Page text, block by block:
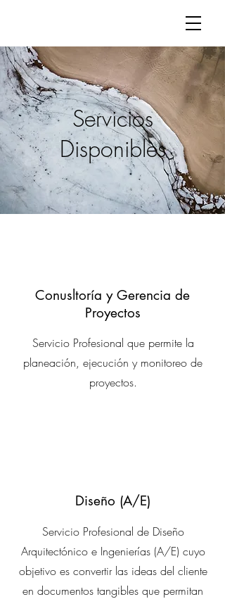
Servicios
Disponibles
Conusltoría y Gerencia de
Proyectos
Servicio Profesional que permite la
planeación, ejecución y monitoreo de
proyectos.
Diseño (A/E)
Servicio Profesional de Diseño
Arquitectónico e Ingenierías (A/E) cuyo
objetivo es convertir las ideas del cliente
en documentos tangibles que permitan